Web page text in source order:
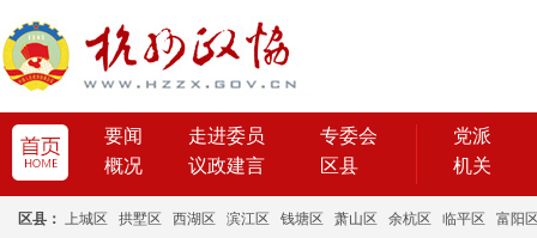
要闻 走进委员
专委会
概况
议政建言 区县
党派
机关
区县： 上城区 拱墅区 西湖区 滨江区 钱塘区 萧山区 余杭区 临平区 富阳